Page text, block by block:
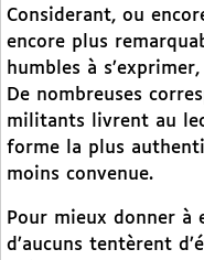
Considerant, ou
encore plus
humbles à
De nombreuses
militants livrent au
forme la plus
moins convenue.
Pour mieux donner à
d’aucuns tentèrent